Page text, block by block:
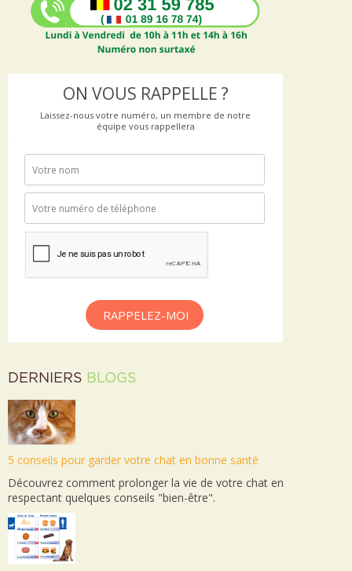
ON VOUS RAPPELLE ?
Laissez-nous votre numéro, un membre de notre
équipe vous rappellera
RAPPELEZ-MOI
DERNIERS BLOGS
5 conseils pour garder votre chat en bonne santé
Découvrez comment prolonger la vie de votre chat en
respectant quelques conseils "bien-être".